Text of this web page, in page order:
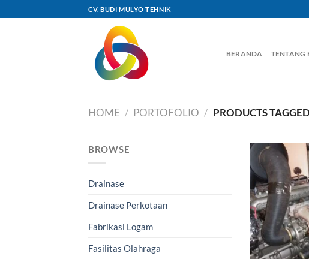
to
CV. BUDI MULYO TEHNIK
BERANDA TENTANG
HOME / PORTOFOLIO / PRODUCTS
BROWSE
Drainase
Drainase Perkotaan
Fabrikasi Logam
Fasilitas Olahraga